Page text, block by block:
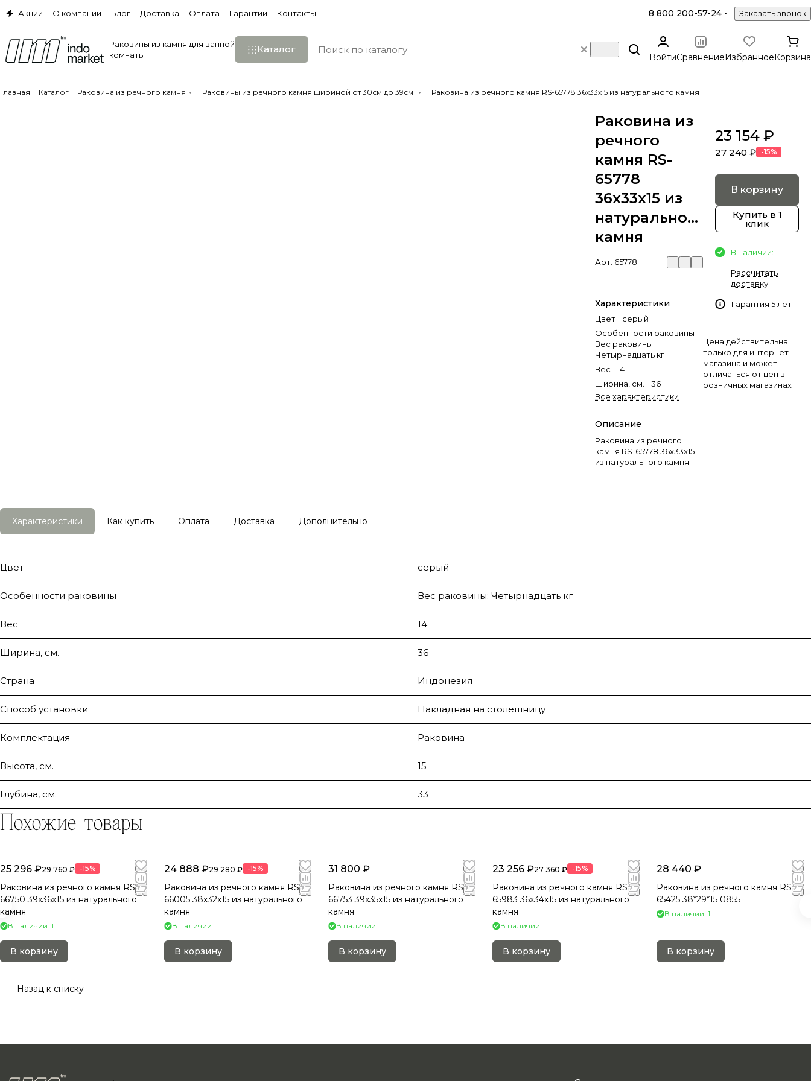
Акции О компании Блог Доставка Оплата Гарантии Контакты 8 800 200-57-24 Заказать звонок
Раковины из камня для ванной
комнаты
Каталог
ВойтиСравнениеИзбранноеКорзина
Главная Каталог Раковина из речного камня Раковины из речного камня шириной от 30см до 39см Раковина из речного камня RS-65778 36х33х15 из натурального камня
Раковина из
речного
камня RS-
65778
36х33х15 из
натурального
камня
Арт. 65778
Характеристики
Цвет: серый
Особенности раковины:
Вес раковины:
Четырнадцать кг
Вес: 14
Ширина, см. : 36
Все характеристики
Описание
Раковина из речного
камня RS-65778 36х33х15
из натурального камня
23 154 ₽
27 240 ₽ -15%
В корзину
Купить в 1
клик
В наличии: 1
Рассчитать
доставку
Гарантия 5 лет
Цена действительна
только для интернет-
магазина и может
отличаться от цен в
розничных магазинах
Характеристики Как купить Оплата Доставка Дополнительно
Цвет серый
Особенности раковины Вес раковины: Четырнадцать кг
Вес 14
Ширина, см. 36
Страна Индонезия
Способ установки Накладная на столешницу
Комплектация Раковина
Высота, см. 15
Глубина, см. 33
Похожие товары
25 296 ₽29 760 ₽ -15%
Раковина из речного камня RS-
66750 39х36х15 из натурального
камня
В наличии: 1
В корзину
24 888 ₽29 280 ₽ -15%
Раковина из речного камня RS-
66005 38х32х15 из натурального
камня
В наличии: 1
В корзину
31 800 ₽
Раковина из речного камня RS-
66753 39х35х15 из натурального
камня
В наличии: 1
В корзину
23 256 ₽27 360 ₽ -15%
Раковина из речного камня RS-
65983 36х34х15 из натурального
камня
В наличии: 1
В корзину
28 440 ₽
Раковина из речного камня RS-
65425 38*29*15 0855
В наличии: 1
В корзину
Назад к списку